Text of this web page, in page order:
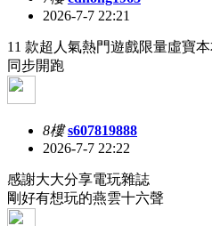
2026-7-7 22:21
11 款超人氣熱門遊戲限量虛寶
同步開跑
8樓 s607819888
2026-7-7 22:22
感謝大大分享電玩雜誌
剛好有想玩的燕雲十六聲